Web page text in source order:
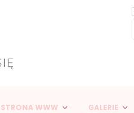
STRONA WWW GALERIE